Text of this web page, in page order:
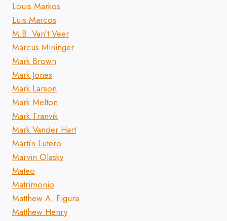
Louis Markos
Luis Marcos
M.B. Van't Veer
Marcus Mininger
Mark Brown
Mark Jones
Mark Larson
Mark Melton
Mark Tranvik
Mark Vander Hart
Martín Lutero
Marvin Olasky
Mateo
Matrimonio
Matthew A. Figura
Matthew Henry